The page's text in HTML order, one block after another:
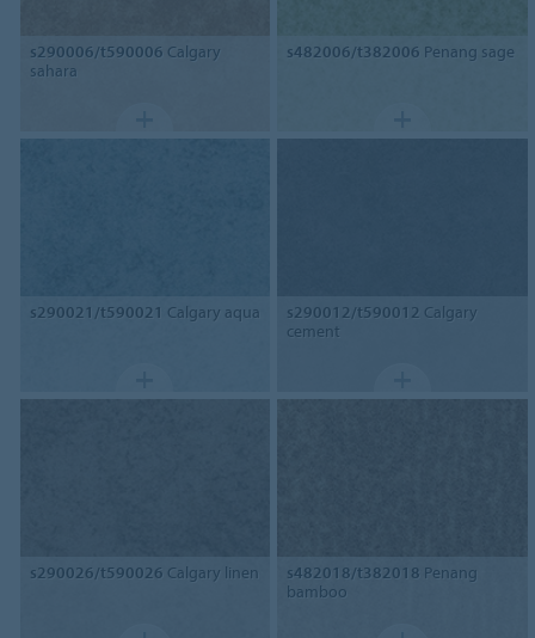
s290006/t590006 Calgary
sahara
s482006/t382006 Penang sage
s290021/t590021 Calgary aqua s290012/t590012 Calgary
cement
s290026/t590026 Calgary linen s482018/t382018 Penang
bamboo